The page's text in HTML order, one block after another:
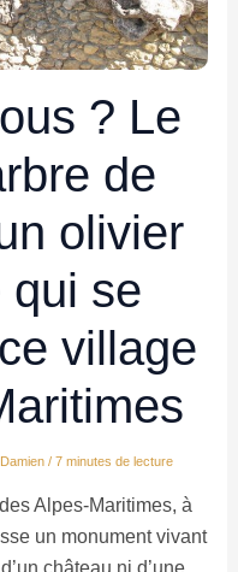
? Le
de
olivier
qui se
village
Damien / 7 minutes de lecture
Alpes-Maritimes, à
un monument vivant